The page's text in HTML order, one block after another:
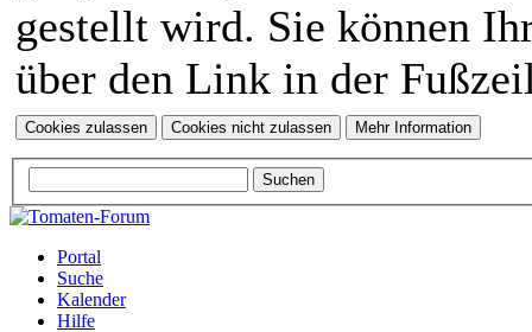
gestellt wird. Sie können
über den Link in der
Portal
Suche
Kalender
Hilfe